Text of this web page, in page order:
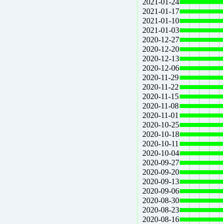
2021-01-24
2021-01-17
2021-01-10
2021-01-03
2020-12-27
2020-12-20
2020-12-13
2020-12-06
2020-11-29
2020-11-22
2020-11-15
2020-11-08
2020-11-01
2020-10-25
2020-10-18
2020-10-11
2020-10-04
2020-09-27
2020-09-20
2020-09-13
2020-09-06
2020-08-30
2020-08-23
2020-08-16